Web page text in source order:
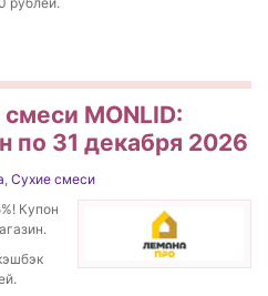
MONLID:
по 31 декабря 2026
, Сухие смеси
Купон